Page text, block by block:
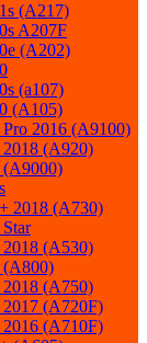
(A217)
A207F
(A202)
(a107)
(A105)
2016 (A9100)
2018 (A920)
(A9000)
2018 (A730)
2018 (A530)
(A800)
2018 (A750)
(A720F)
(A710F)